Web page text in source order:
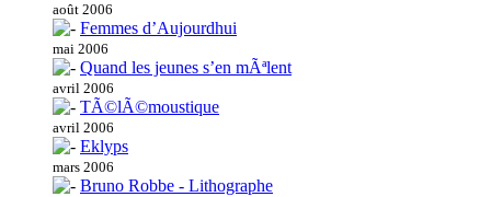
août 2006
Femmes d’Aujourdhui
mai 2006
Quand les jeunes s’en mÃªlent
avril 2006
TÃ©lÃ©moustique
avril 2006
Eklyps
mars 2006
Bruno Robbe - Lithographe